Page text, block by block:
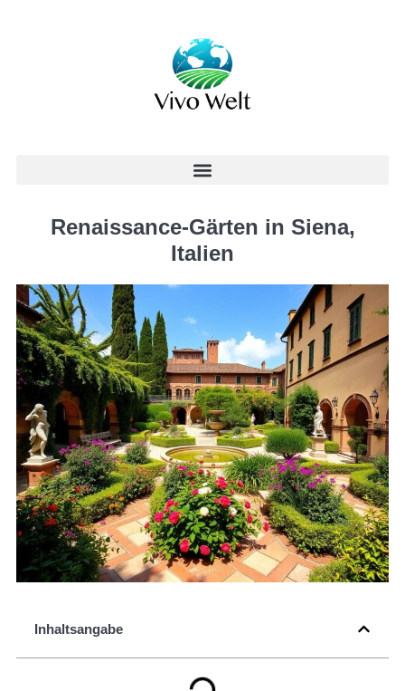
Renaissance-Gärten in Siena,
Italien
Inhaltsangabe